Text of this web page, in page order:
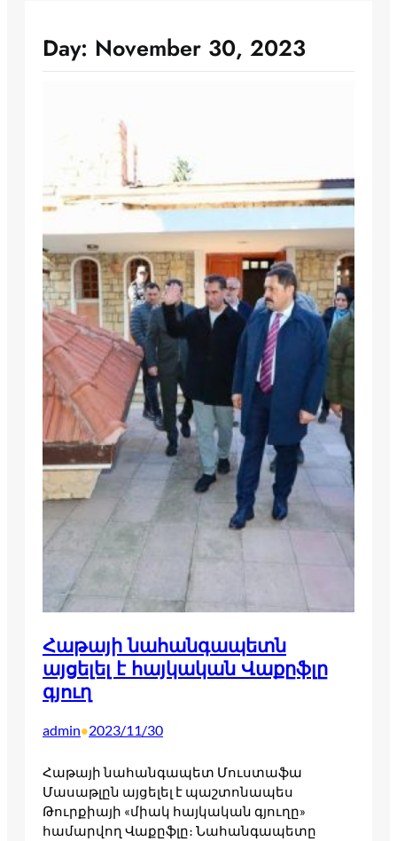
Day: November 30, 2023
Հաթայի նահանգապետն
այցելել է հայկական Վաքըֆլը
գյուղ
admin•2023/11/30
Հաթայի նահանգապետ Մուստաֆա
Մասաթլըն այցելել է պաշտոնապես
Թուրքիայի «միակ հայկական գյուղը»
համարվող Վաքըֆլը։ Նահանգապետը